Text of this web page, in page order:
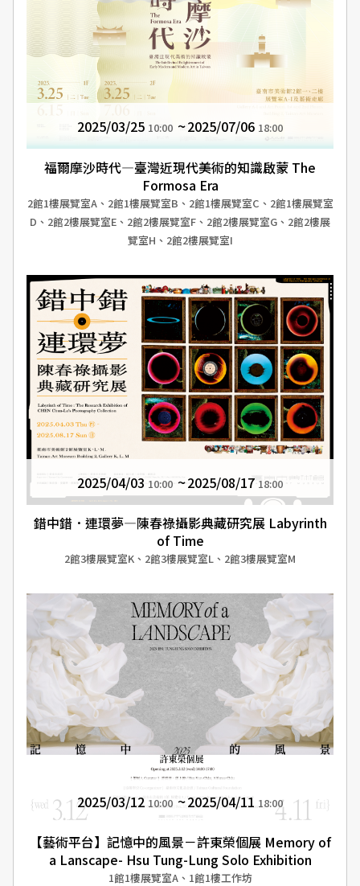
2025/03/25 10:00 2025/07/06 18:00
福爾摩沙時代—臺灣近現代美術的知識啟蒙 The
Formosa Era
2館1樓展覽室A、2館1樓展覽室B、2館1樓展覽室C、2館1樓展覽室
D、2館2樓展覽室E、2館2樓展覽室F、2館2樓展覽室G、2館2樓展
覽室H、2館2樓展覽室I
2025/04/03 10:00 2025/08/17 18:00
錯中錯．連環夢—陳春祿攝影典藏研究展 Labyrinth
of Time
2館3樓展覽室K、2館3樓展覽室L、2館3樓展覽室M
2025/03/12 10:00 2025/04/11 18:00
【藝術平台】記憶中的風景－許東榮個展 Memory of
a Lanscape- Hsu Tung-Lung Solo Exhibition
1館1樓展覽室A、1館1樓工作坊